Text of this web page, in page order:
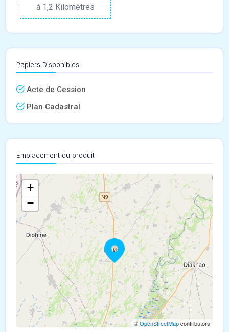
à 1,2 Kilomètres
Papiers Disponibles
Acte de Cession
Plan Cadastral
Emplacement du produit
+
−
©OpenStreetMapcontributors